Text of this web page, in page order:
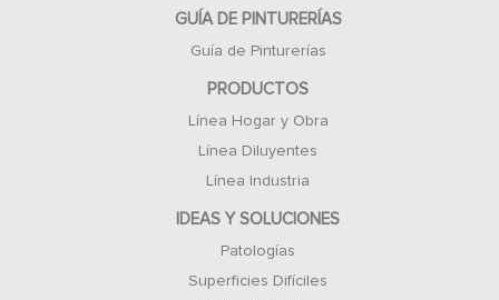
GUÍA DE PINTURERÍAS
Guía de Pinturerías
PRODUCTOS
Línea Hogar y Obra
Línea Diluyentes
Línea Industria
IDEAS Y SOLUCIONES
Patologías
Superficies Difíciles